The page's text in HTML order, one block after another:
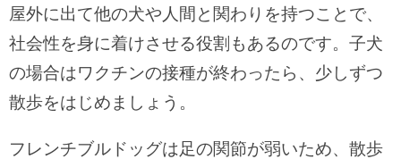
屋外に出て他の犬や人間と関わりを持つことで、
社会性を身に着けさせる役割もあるのです。子犬
の場合はワクチンの接種が終わったら、少しずつ
散歩をはじめましょう。
フレンチブルドッグは足の関節が弱いため、散歩